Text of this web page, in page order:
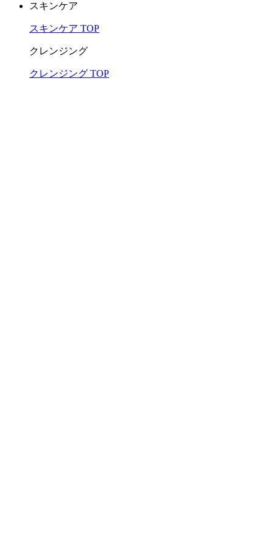
スキンケア
スキンケア TOP
クレンジング
クレンジング TOP